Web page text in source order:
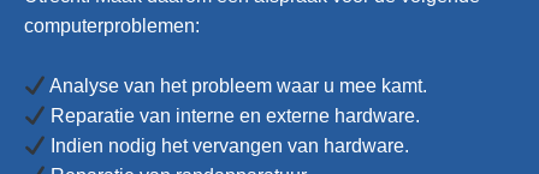
computerproblemen:
Analyse van het probleem waar u mee kamt.
Reparatie van interne en externe hardware.
Indien nodig het vervangen van hardware.